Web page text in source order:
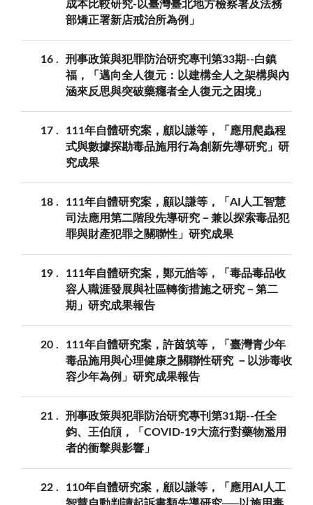
成本比較研究-以臺灣臺北地方檢察署及法務
部矯正署新店戒治所為例」
16
刑事政策與犯罪防治研究專刊第33期--白鎮
福，「邁向全人復元：以建構全人之架構與內
涵來反思與突破藥癮者全人復元之困境」
17
111年自體研究案，顧以謙等，「應用爬蟲程
式與數據探勘毒品施用行為創新先導研究」研
究成果
18
111年自體研究案，顧以謙等，「AI人工智慧
司法應用第二階段先導研究－兼以探索毒品犯
罪與財產犯罪之關聯性」研究成果
19
111年自體研究案，鄭元皓等，「毒品毒品收
容人職涯發展與社區轉銜措施之研究－第二
期」研究成果報告
20
111年自體研究案，許茵筑等，「臺灣青少年
毒品施用與心理健康之關聯性研究 －以涉毒收
容少年為例」研究成果報告
21
刑事政策與犯罪防治研究專刊第31期--任全
鈞、王伯頎，「COVID-19大流行對藥物濫用
者的衝擊與影響」
22
110年自體研究案，顧以謙等，「應用AI人工